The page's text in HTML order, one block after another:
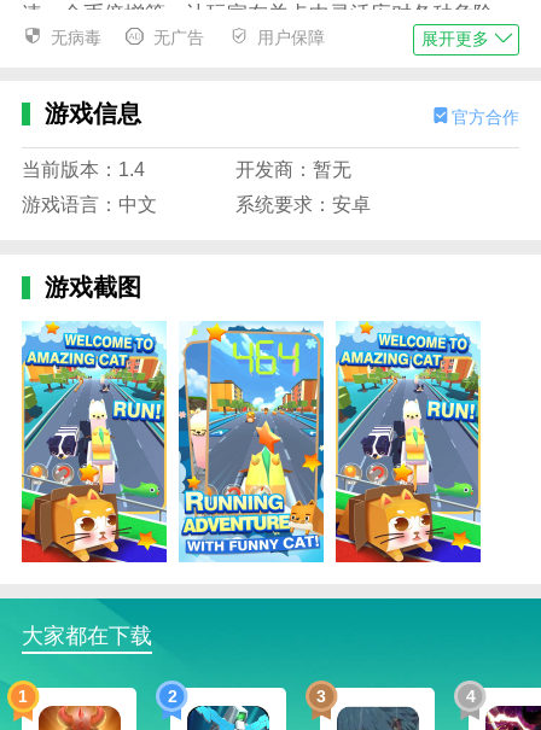
速、金币倍增等，让玩家在关卡中灵活应对各种危险。
1、多场景冒险闯关：从绿意盎然的森林到冰雪覆
盖的高山，关卡设计新颖，带来视觉和操作的双重享
受；
2、宠物养成与技能升级：通过收集资源培养神
3、挑战与成就系统：丰富的每日任务和成就目
标，激励玩家不断挑战自我，获取丰厚奖励；
4、趣味社交互动：内置排行榜和好友系统，支持
玩家比拼最高分数，分享闯关经验。
神喵逃亡游戏亮点
1、神喵逃亡游戏采用卡通风格的精美画面和生动
角色设计，营造轻松有趣的游戏氛围；
2、多样化的关卡场景和丰富的障碍设计，每一次
闯关都充满新鲜感和挑战性；
3、灵活多样的操作体验，玩家可以尽情发挥反应
速度和技巧，体验极致的逃亡乐趣；
4、丰富的神喵养成系统和道具升级机制，让玩家
不断强化角色，轻松应对高难度挑战。
无病毒 无广告 用户保障 展开更多
游戏信息 官方合作
当前版本：1.4
开发商：暂无
游戏语言：中文
系统要求：安卓
游戏截图
大家都在下载
1 2 3 4